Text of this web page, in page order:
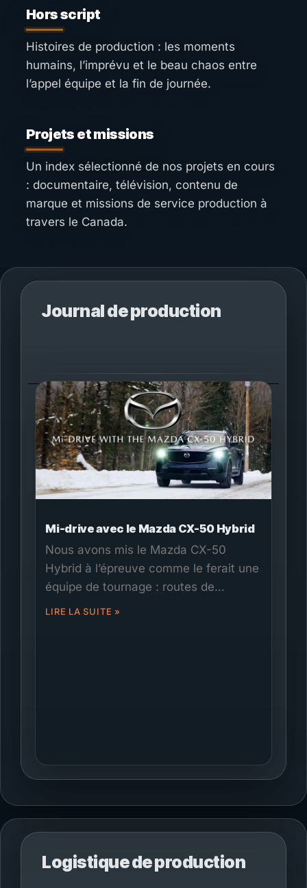
Hors script
Histoires de production : les moments
humains, l’imprévu et le beau chaos entre
l’appel équipe et la fin de journée.
Projets et missions
Un index sélectionné de nos projets en cours
: documentaire, télévision, contenu de
marque et missions de service production à
travers le Canada.
Journal de production
Mi-drive avec le Mazda CX-50 Hybrid
Nous avons mis le Mazda CX-50
Hybrid à l’épreuve comme le ferait une
équipe de tournage : routes de
repérage, caisses d’équipement,
LIRE LA SUITE »
Logistique de production